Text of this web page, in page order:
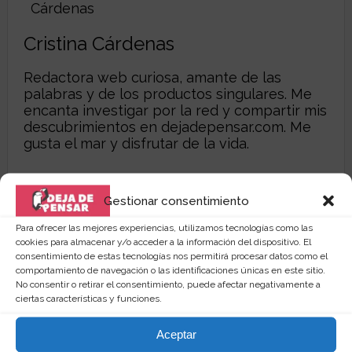
Gestionar consentimiento
Para ofrecer las mejores experiencias, utilizamos tecnologías como las
cookies para almacenar y/o acceder a la información del dispositivo. El
consentimiento de estas tecnologías nos permitirá procesar datos como el
comportamiento de navegación o las identificaciones únicas en este sitio.
No consentir o retirar el consentimiento, puede afectar negativamente a
ciertas características y funciones.
Aceptar
Cristina Cárdenas
Redactora web curiosa, amante de las
palabras y de los productos singulares. Me
encanta investigar por la red y compartir mis
descubrimientos en dejadepensar.com. Me
gusta el mar y disfrutar de la vida.